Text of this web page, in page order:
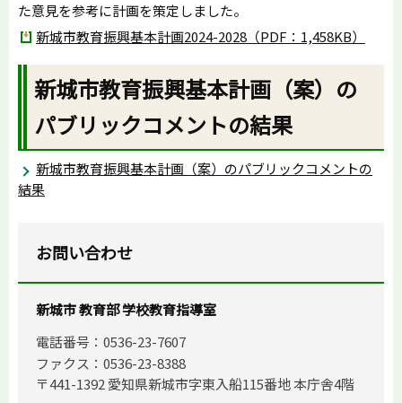
た意見を参考に計画を策定しました。
新城市教育振興基本計画2024-2028（PDF：1,458KB）
新城市教育振興基本計画（案）の
パブリックコメントの結果
新城市教育振興基本計画（案）のパブリックコメントの
結果
お問い合わせ
新城市 教育部 学校教育指導室
電話番号：0536-23-7607
ファクス：0536-23-8388
〒441-1392 愛知県新城市字東入船115番地 本庁舎4階